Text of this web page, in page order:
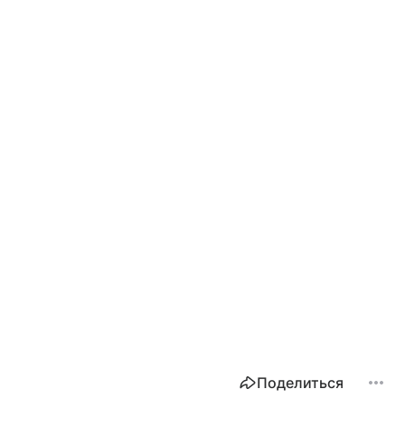
Поделиться